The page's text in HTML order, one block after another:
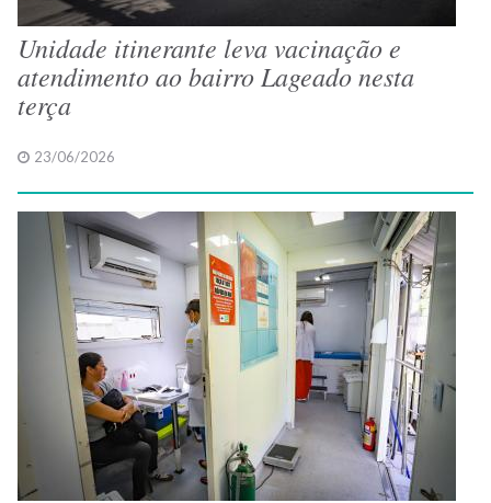
Unidade itinerante leva vacinação e
atendimento ao bairro Lageado nesta
terça
23/06/2026